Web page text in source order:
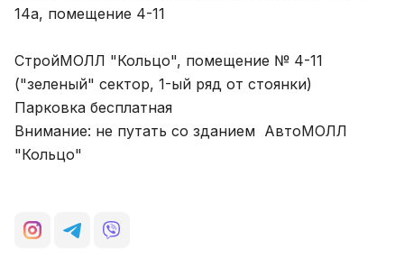
14а, помещение 4-11
СтройМОЛЛ "Кольцо", помещение № 4-11
("зеленый" сектор, 1-ый ряд от стоянки)
Парковка бесплатная
Внимание: не путать со зданием АвтоМОЛЛ
"Кольцо"